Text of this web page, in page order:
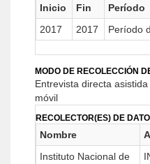
Inicio Fin
Período
2017
2017 Período
MODO DE RECOLECCIÓN
Entrevista directa
móvil
RECOLECTOR(ES) DE
Nombre
Instituto Nacional de